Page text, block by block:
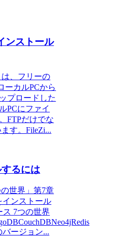
ンストール
、フリーの
ーカルPCから
プロードした
PCにファイ
FTPだけでな
す。FileZi...
るには
の世界」第7章
インストール
ス 7つの世界
ージョン...